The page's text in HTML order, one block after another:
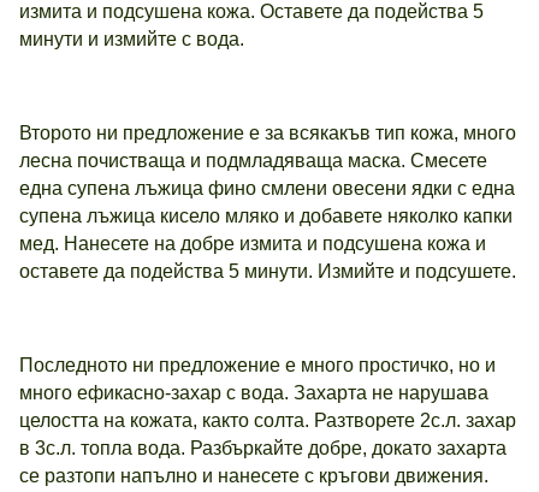
измита и подсушена кожа. Оставете да подейства 5
минути и измийте с вода.
Второто ни предложение е за всякакъв тип кожа, много
лесна почистваща и подмладяваща маска. Смесете
една супена лъжица фино смлени овесени ядки с една
супена лъжица кисело мляко и добавете няколко капки
мед. Нанесете на добре измита и подсушена кожа и
оставете да подейства 5 минути. Измийте и подсушете.
Последното ни предложение е много простичко, но и
много ефикасно-захар с вода. Захарта не нарушава
целостта на кожата, както солта. Разтворете 2с.л. захар
в 3с.л. топла вода. Разбъркайте добре, докато захарта
се разтопи напълно и нанесете с кръгови движения.